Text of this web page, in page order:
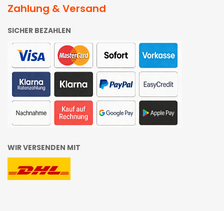
Zahlung & Versand
SICHER BEZAHLEN
WIR VERSENDEN MIT